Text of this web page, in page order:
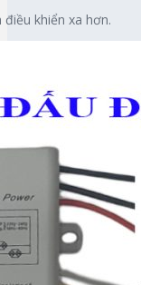
khiển xa hơn.